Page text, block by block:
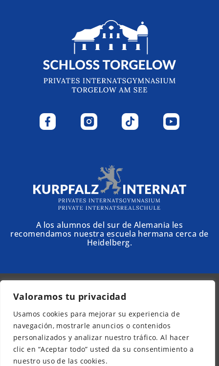
Valoramos tu privacidad
Usamos cookies para mejorar su experiencia de
navegación, mostrarle anuncios o contenidos
personalizados y analizar nuestro tráfico. Al hacer
clic en “Aceptar todo” usted da su consentimiento a
nuestro uso de las cookies.
A los alumnos del sur de Alemania les
recomendamos nuestra escuela hermana cerca de
Heidelberg.
© 2025 - Schloss Torgelow
Boletín informativo
Aviso legal
Protección de datos
Accesibilidad